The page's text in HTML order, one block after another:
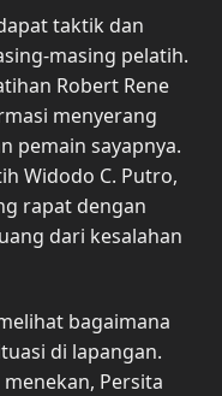
taktik dan
masing pelatih.
Robert Rene
menyerang
pemain sayapnya.
Widodo C. Putro,
rapat dengan
dari kesalahan
bagaimana
di lapangan.
Persita